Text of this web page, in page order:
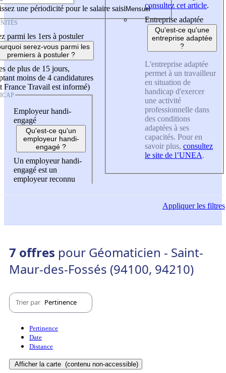
une périodicité pour le salaire saisi
parmi les 1ers à postuler
serez-vous parmi les
premiers à postuler ?
de plus de 15 jours,
moins de 4 candidatures
France Travail est informé)
Employeur handi-
engagé
Qu'est-ce qu'un
employeur handi-
engagé ?
Un employeur handi-
engagé est un
employeur reconnu
consultez cet article.
Entreprise adaptée
Qu'est-ce qu'une
entreprise adaptée
?
L'entreprise adaptée
permet à un travailleur
en situation de
handicap d'exercer
une activité
professionnelle dans
des conditions
adaptées à ses
capacités. Pour en
savoir plus, consultez
le site de l’UNEA.
Appliquerles filtres
7 offres pour Géomaticien - Saint-
Maur-des-Fossés (94100, 94210)
Trier par Pertinence
Pertinence
Date
Distance
Afficher la carte (contenu non-accessible)